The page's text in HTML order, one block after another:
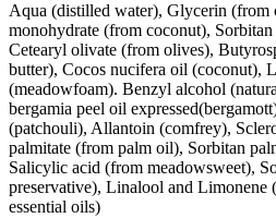
Aqua (distilled water), Glycerin (from
monohydrate (from coconut),
Cetearyl olivate (from olives),
butter), Cocos nucifera oil (coconut),
(meadowfoam). Benzyl alcohol
bergamia peel oil
(patchouli), Allantoin (comfrey),
palmitate (from palm oil), Sorbitan
Salicylic acid (from meadowsweet),
preservative), Linalool and Limonene
essential oils)